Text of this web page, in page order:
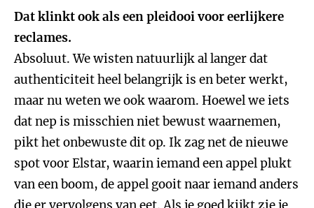
Dat klinkt ook als een pleidooi voor eerlijkere
reclames.
Absoluut. We wisten natuurlijk al langer dat
authenticiteit heel belangrijk is en beter werkt,
maar nu weten we ook waarom. Hoewel we iets
dat nep is misschien niet bewust waarnemen,
pikt het onbewuste dit op. Ik zag net de nieuwe
spot voor Elstar, waarin iemand een appel plukt
van een boom, de appel gooit naar iemand anders